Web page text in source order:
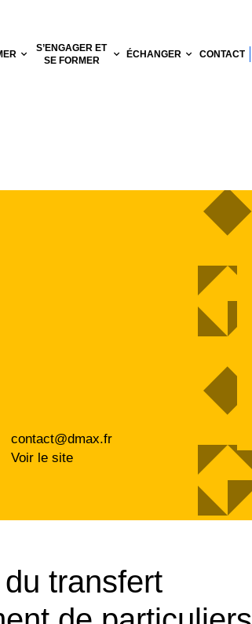
S’ENGAGER ET
SE FORMER
ÉCHANGER CONTACT
contact@dmax.fr
Voir le site
transfert